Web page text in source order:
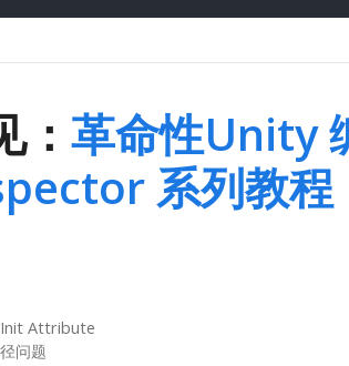
革命性Unity
系列教程
Attribute
问题